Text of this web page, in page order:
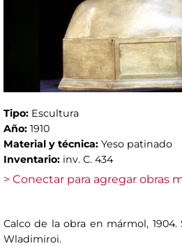
Tipo: Escultura
Año: 1910
Material y técnica: Yeso patinado
Inventario: inv. C. 434
> Conectar para agregar obras
Calco de la obra en mármol,
Wladimiroi.